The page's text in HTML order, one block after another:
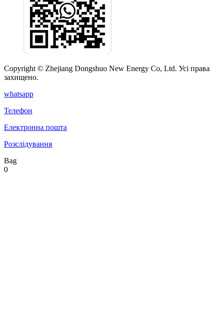
Copyright © Zhejiang Dongshuo New Energy Co, Ltd. Усі права
захищено.
whatsapp
Телефон
Електронна пошта
Розслідування
Bag
0